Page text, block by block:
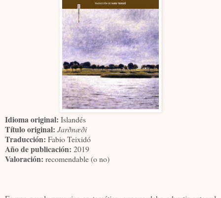
Idioma original: Islandés
Título original: Jarðnæði
Traducción: Fabio Teixidó
Año de publicación: 2019
Valoración: recomendable (o no)